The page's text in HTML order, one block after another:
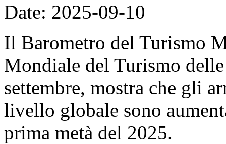
Date: 2025-09-10
Il Barometro del Turismo
Mondiale del Turismo
settembre, mostra che gli
livello globale sono
prima metà del 2025.